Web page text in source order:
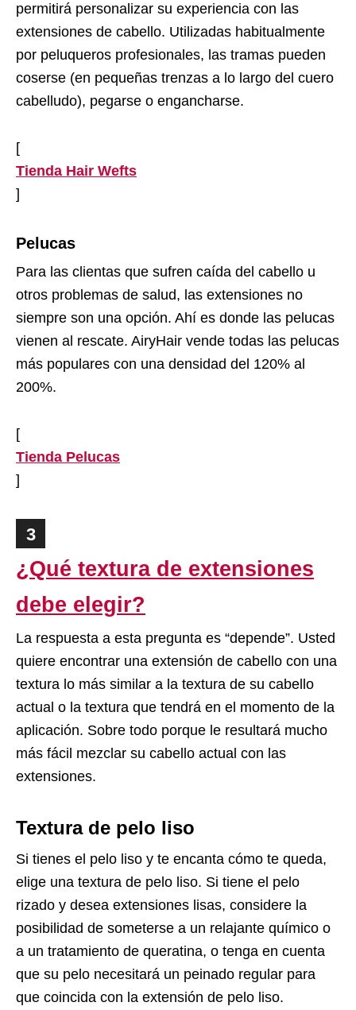
permitirá personalizar su experiencia con las
extensiones de cabello. Utilizadas habitualmente
por peluqueros profesionales, las tramas pueden
coserse (en pequeñas trenzas a lo largo del cuero
cabelludo), pegarse o engancharse.
[
Tienda Hair Wefts
]
Pelucas
Para las clientas que sufren caída del cabello u
otros problemas de salud, las extensiones no
siempre son una opción. Ahí es donde las pelucas
vienen al rescate. AiryHair vende todas las pelucas
más populares con una densidad del 120% al
200%.
[
Tienda Pelucas
]
3
¿Qué textura de extensiones
debe elegir?
La respuesta a esta pregunta es “depende”. Usted
quiere encontrar una extensión de cabello con una
textura lo más similar a la textura de su cabello
actual o la textura que tendrá en el momento de la
aplicación. Sobre todo porque le resultará mucho
más fácil mezclar su cabello actual con las
extensiones.
Textura de pelo liso
Si tienes el pelo liso y te encanta cómo te queda,
elige una textura de pelo liso. Si tiene el pelo
rizado y desea extensiones lisas, considere la
posibilidad de someterse a un relajante químico o
a un tratamiento de queratina, o tenga en cuenta
que su pelo necesitará un peinado regular para
que coincida con la extensión de pelo liso.